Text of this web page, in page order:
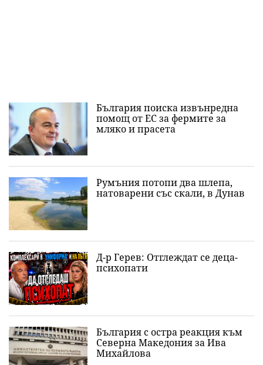
България поиска извънредна
помощ от ЕС за фермите за
мляко и прасета
Румъния потопи два шлепа,
натоварени със скали, в Дунав
Д-р Герев: Отглеждат се деца-
психопати
България с остра реакция към
Северна Македония за Ива
Михайлова